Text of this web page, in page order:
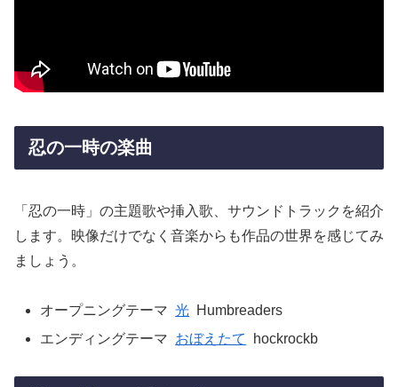
忍の一時の楽曲
「忍の一時」の主題歌や挿入歌、サウンドトラックを紹介
します。映像だけでなく音楽からも作品の世界を感じてみ
ましょう。
オープニングテーマ 光 Humbreaders
エンディングテーマ おぼえたて hockrockb